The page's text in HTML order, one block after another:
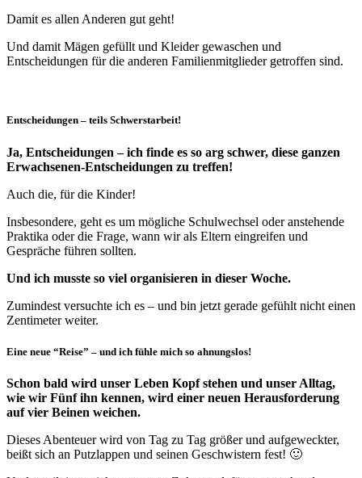
Damit es allen Anderen gut geht!
Und damit Mägen gefüllt und Kleider gewaschen und
Entscheidungen für die anderen Familienmitglieder getroffen sind.
Entscheidungen – teils Schwerstarbeit!
Ja, Entscheidungen – ich finde es so arg schwer, diese ganzen
Erwachsenen-Entscheidungen zu treffen!
Auch die, für die Kinder!
Insbesondere, geht es um mögliche Schulwechsel oder anstehende
Praktika oder die Frage, wann wir als Eltern eingreifen und
Gespräche führen sollten.
Und ich musste so viel organisieren in dieser Woche.
Zumindest versuchte ich es – und bin jetzt gerade gefühlt nicht einen
Zentimeter weiter.
Eine neue “Reise” – und ich fühle mich so ahnungslos!
Schon bald wird unser Leben Kopf stehen und unser Alltag,
wie wir Fünf ihn kennen, wird einer neuen Herausforderung
auf vier Beinen weichen.
Dieses Abenteuer wird von Tag zu Tag größer und aufgeweckter,
beißt sich an Putzlappen und seinen Geschwistern fest! 🙂